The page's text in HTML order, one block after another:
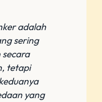
adalah
sering
tetapi
yang